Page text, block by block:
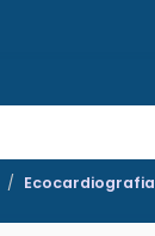
Ecocardiografia